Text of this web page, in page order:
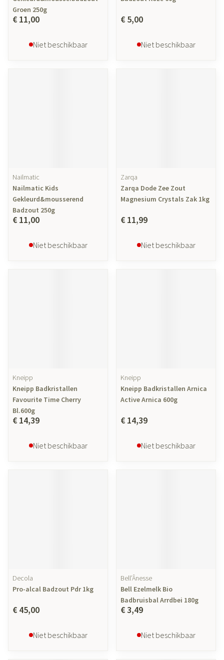
Groen 250g
€ 11,00
Niet beschikbaar
€ 5,00
Niet beschikbaar
Nailmatic
Nailmatic Kids
Gekleurd&mousserend
Badzout 250g
€ 11,00
Niet beschikbaar
Zarqa
Zarqa Dode Zee Zout
Magnesium Crystals Zak 1kg
€ 11,99
Niet beschikbaar
Kneipp
Kneipp Badkristallen
Favourite Time Cherry
Bl.600g
€ 14,39
Niet beschikbaar
Kneipp
Kneipp Badkristallen Arnica
Active Arnica 600g
€ 14,39
Niet beschikbaar
Decola
Pro-alcal Badzout Pdr 1kg
€ 45,00
Niet beschikbaar
Bell’Ânesse
Bell Ezelmelk Bio
Badbruisbal Arrdbei 180g
€ 3,49
Niet beschikbaar